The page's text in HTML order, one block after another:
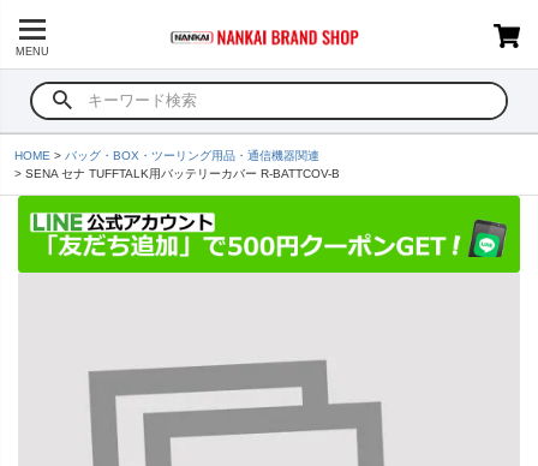
MENU
HOME
バッグ・BOX・ツーリング用品・通信機器関連
SENA セナ TUFFTALK用バッテリーカバー R-BATTCOV-B